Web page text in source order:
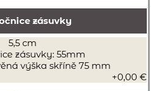
zásuvky
5,5 cm
zásuvky: 55mm
výška skříně 75 mm
+0,00 €